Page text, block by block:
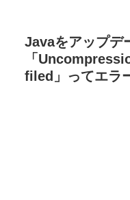
Javaをアップデ
「
filed」ってエラ